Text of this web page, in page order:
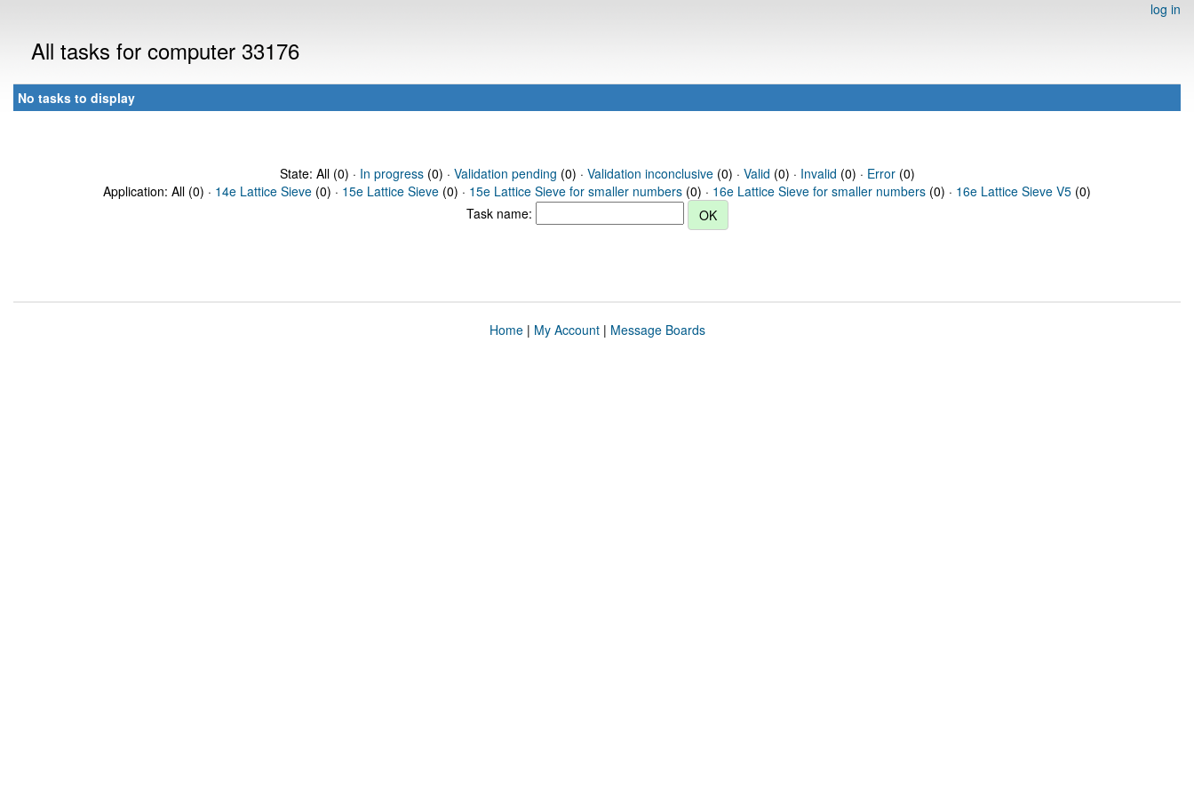
log in
All tasks for computer 33176
No tasks to display
State: All (0) · In progress(0) · Validation pending (0) · Validation inconclusive(0) · Valid (0) · Invalid (0) · Error(0)
Application: All (0) · 14e Lattice Sieve (0) · 15e Lattice Sieve (0) · 15e Lattice Sieve for smaller numbers (0) · 16e Lattice Sieve for smaller numbers (0) · 16e Lattice Sieve V5 (0)
Task name:
Home| My Account| Message Boards